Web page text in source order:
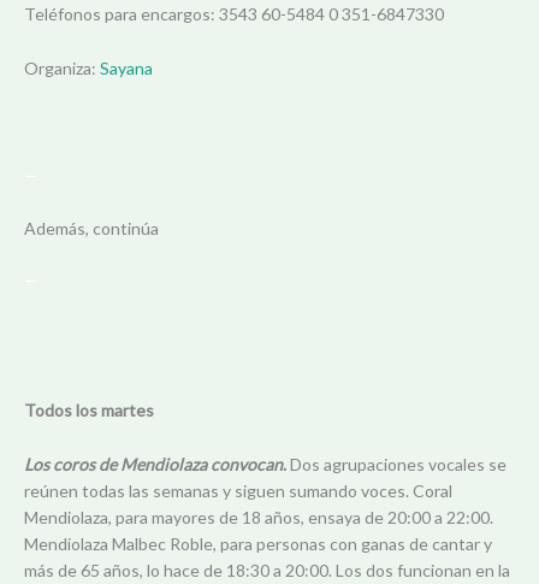
Teléfonos para encargos: 3543 60-5484 0 351-6847330
Organiza: Sayana
Además, continúa
Todos los martes
Los coros de Mendiolaza convocan.Dos agrupaciones vocales se
reúnen todas las semanas y siguen sumando voces. Coral
Mendiolaza, para mayores de 18 años, ensaya de 20:00 a 22:00.
Mendiolaza Malbec Roble, para personas con ganas de cantar y
más de 65 años, lo hace de 18:30 a 20:00. Los dos funcionan en la